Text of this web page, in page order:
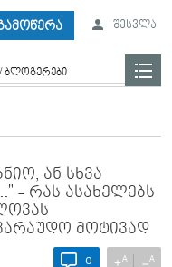
შესვლა
ბლოგერები
ან სხვა
- რას ასახელებს
მოტივად
0 +A −A